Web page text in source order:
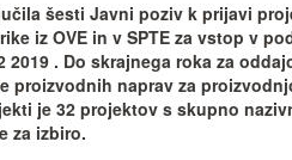
šesti Javni poziv k prijavi
iz OVE in v SPTE za vstop v
2019 . Do skrajnega roka za
proizvodnih naprav za
je 32 projektov s skupno
za izbiro.